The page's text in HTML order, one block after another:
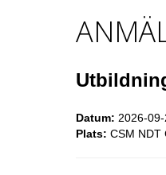
Datum: 2026-
Plats: CSM NDT